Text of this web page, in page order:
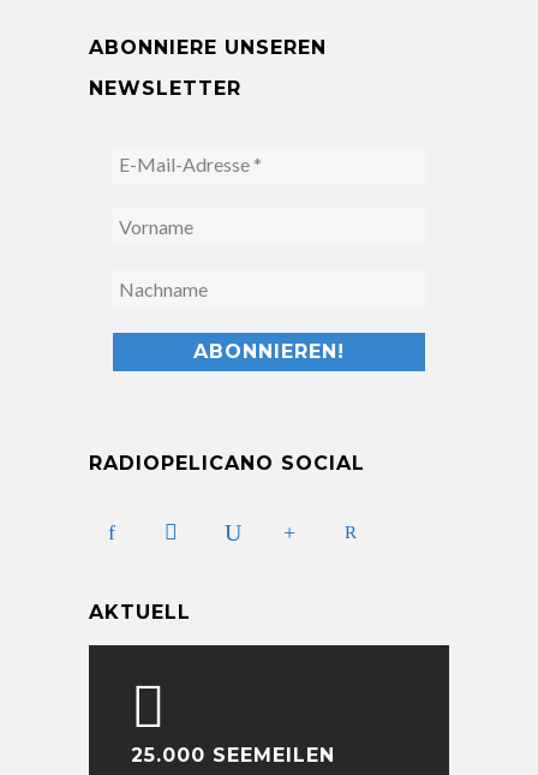
ABONNIERE UNSEREN
NEWSLETTER
RADIOPELICANO SOCIAL
AKTUELL
25.000 SEEMEILEN